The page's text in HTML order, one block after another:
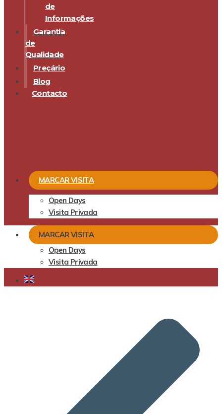
de
Informações
Garantia
de
Qualidade
Preçário
Blog
Contacto
MARCAR VISITA
Open Days
Visita Privada
MARCAR VISITA
Open Days
Visita Privada